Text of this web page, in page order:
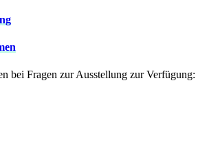
bei Fragen zur Ausstellung zur Verfügung: